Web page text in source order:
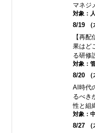
マネジ
対象：
8/19
【再
果はど
る研修
対象：
8/20
AI時代
るべき
性と組
対象：
8/27